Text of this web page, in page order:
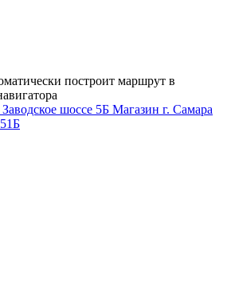
построит маршрут в
шоссе 5Б Магазин г. Самара